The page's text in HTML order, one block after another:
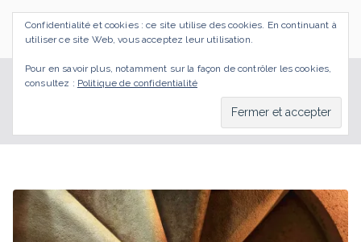
Aller
SI J'OSAIS
Bilan de Compétences Gestalt Rezé
Accueil BLOG se juger
Confidentialité et cookies : ce site utilise des cookies. En continuant à
utiliser ce site Web, vous acceptez leur utilisation.
Pour en savoir plus, notamment sur la façon de contrôler les cookies,
consultez : Politique de confidentialité